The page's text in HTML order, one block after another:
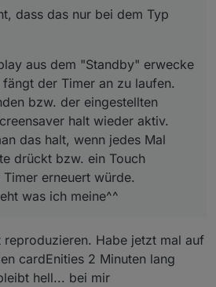
was ich meine^^
dass das nur bei dem Typ
aus dem "Standby" erwecke
der Timer an zu laufen.
bzw. der eingestellten
halt wieder aktiv.
das halt, wenn jedes Mal
drückt bzw. ein Touch
erneuert würde.
was ich meine^^
reproduzieren. Habe jetzt mal auf
cardEnities 2 Minuten lang
hell... bei mir